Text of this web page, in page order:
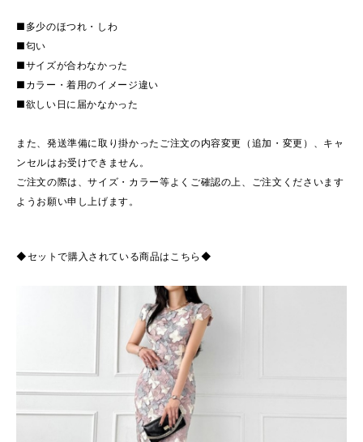
■多少のほつれ・しわ
■匂い
■サイズが合わなかった
■カラー・着用のイメージ違い
■欲しい日に届かなかった
また、発送準備に取り掛かったご注文の内容変更（追加・変更）、キャ
ンセルはお受けできません。
ご注文の際は、サイズ・カラー等よくご確認の上、ご注文くださいます
ようお願い申し上げます。
◆セットで購入されている商品はこちら◆